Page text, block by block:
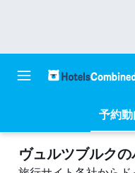
予約
ヴュルツブルク